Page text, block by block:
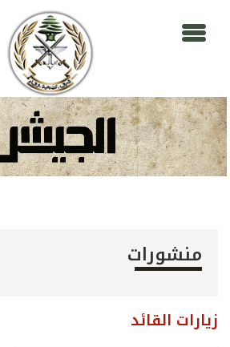
منشورات
زيارات القائد